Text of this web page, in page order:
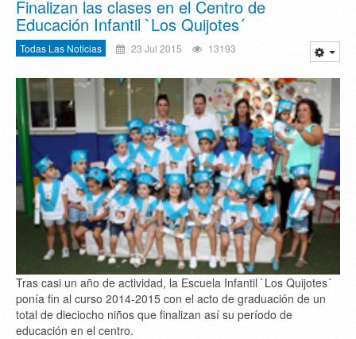
Finalizan las clases en el Centro de
Educación Infantil `Los Quijotes´
Todas Las Noticias 23 Jul 2015 13193
Tras casi un año de actividad, la Escuela Infantil `Los Quijotes´
ponía fin al curso 2014-2015 con el acto de graduación de un
total de dieciocho niños que finalizan así su período de
educación en el centro.